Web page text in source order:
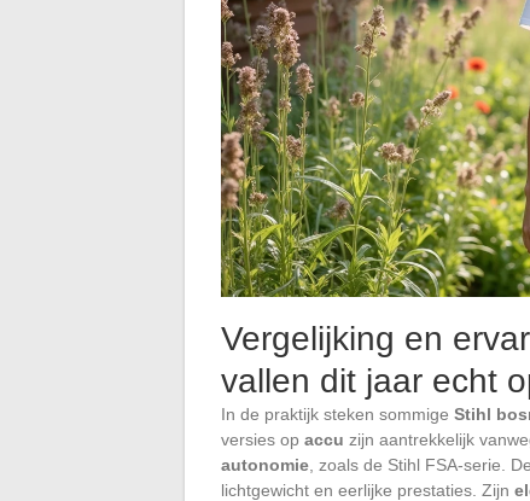
Vergelijking en
vallen dit jaar echt
In de praktijk steken sommige Stihl
versies op accu zijn aantrekkelijk
autonomie , zoals de Stihl FSA-serie. De
lichtgewicht en eerlijke prestaties. Zijn